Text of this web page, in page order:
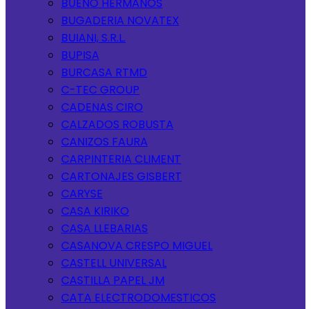
BUGADERIA NOVATEX
BUIANI, S.R.L.
BUPISA
BURCASA RTMD
C-TEC GROUP
CADENAS CIRO
CALZADOS ROBUSTA
CANIZOS FAURA
CARPINTERIA CLIMENT
CARTONAJES GISBERT
CARYSE
CASA KIRIKO
CASA LLEBARIAS
CASANOVA CRESPO MIGUEL
CASTELL UNIVERSAL
CASTILLA PAPEL JM
CATA ELECTRODOMESTICOS